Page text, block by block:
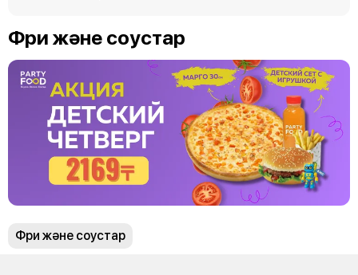
Фри және соустар
Фри және соустар